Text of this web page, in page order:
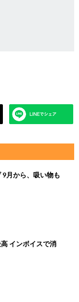
月から、吸い物も
インボイスで消